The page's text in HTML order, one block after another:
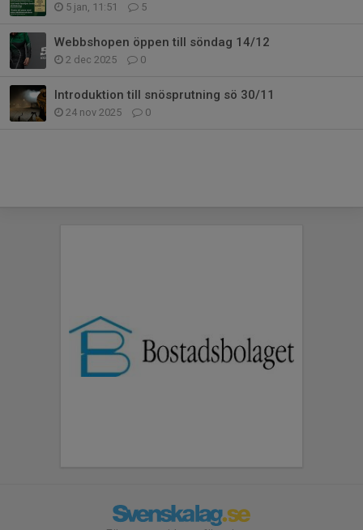
5 jan, 11:51 5
Webbshopen öppen till söndag 14/12
2 dec 2025 0
Introduktion till snösprutning sö 30/11
24 nov 2025 0